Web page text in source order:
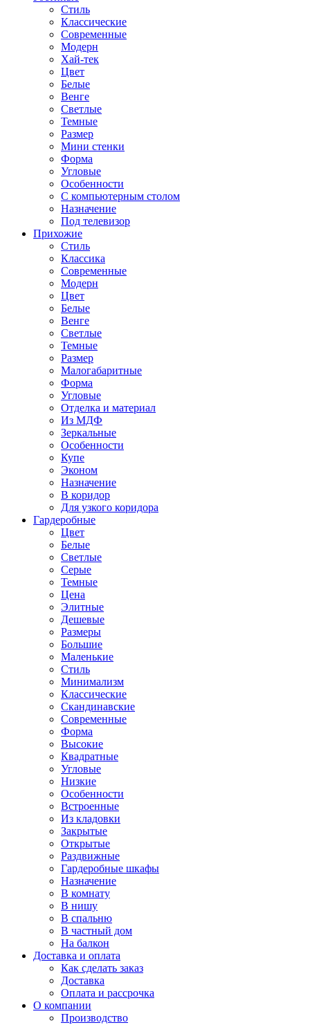
Стиль
Классические
Современные
Модерн
Хай-тек
Цвет
Белые
Венге
Светлые
Темные
Размер
Мини стенки
Форма
Угловые
Особенности
С компьютерным столом
Назначение
Под телевизор
Прихожие
Стиль
Классика
Современные
Модерн
Цвет
Белые
Венге
Светлые
Темные
Размер
Малогабаритные
Форма
Угловые
Отделка и материал
Из МДФ
Зеркальные
Особенности
Купе
Эконом
Назначение
В коридор
Для узкого коридора
Гардеробные
Цвет
Белые
Светлые
Серые
Темные
Цена
Элитные
Дешевые
Размеры
Большие
Маленькие
Стиль
Минимализм
Классические
Скандинавские
Современные
Форма
Высокие
Квадратные
Угловые
Низкие
Особенности
Встроенные
Из кладовки
Закрытые
Открытые
Раздвижные
Гардеробные шкафы
Назначение
В комнату
В нишу
В спальню
В частный дом
На балкон
Доставка и оплата
Как сделать заказ
Доставка
Оплата и рассрочка
О компании
Производство